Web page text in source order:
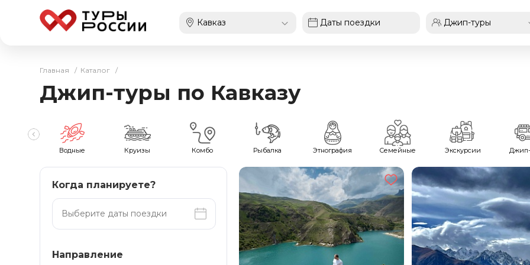
Главная / Каталог /
Джип-туры по Кавказу
Водные Круизы Комбо Рыбалка Этнография Семейные Экскурсии
Когда планируете?
Направление